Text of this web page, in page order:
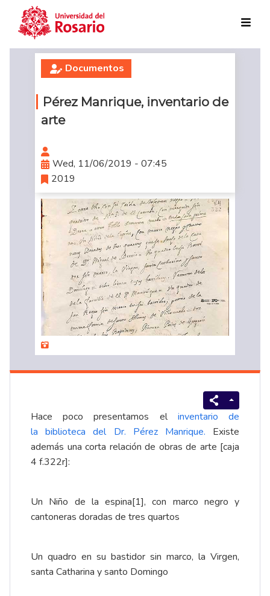
Skip to main content
Documentos
Pérez Manrique, inventario de
arte
Wed, 11/06/2019 - 07:45
2019
Hace poco presentamos el inventario de
la biblioteca del Dr. Pérez Manrique. Existe
además una corta relación de obras de arte [caja
4 f.322r]:
Un Niño de la espina[1], con marco negro y
cantoneras doradas de tres quartos
Un quadro en su bastidor sin marco, la Virgen,
santa Catharina y santo Domingo